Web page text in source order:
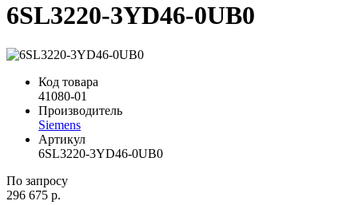
6SL3220-3YD46-0UB0
Код товара
41080-01
Производитель
Siemens
Артикул
6SL3220-3YD46-0UB0
По запросу
296 675 р.